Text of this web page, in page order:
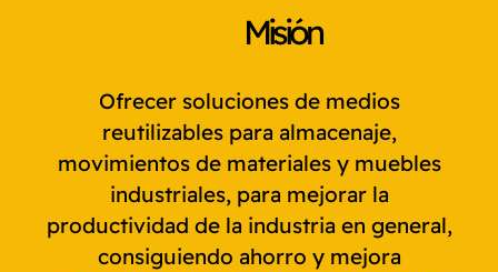
Misión
Ofrecer soluciones de medios
reutilizables para almacenaje,
movimientos de materiales y muebles
industriales, para mejorar la
productividad de la industria en general,
consiguiendo ahorro y mejora